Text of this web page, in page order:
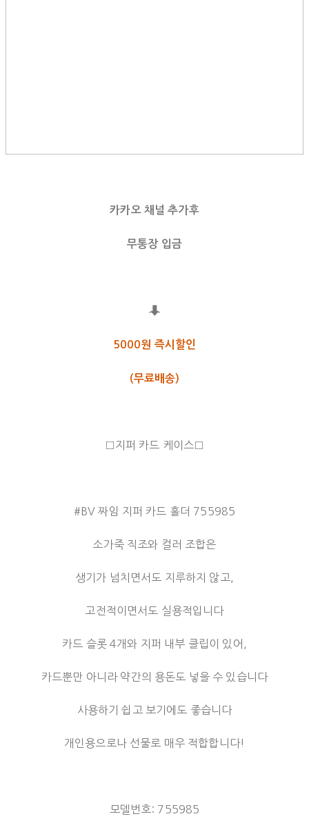
카카오 채널 추가후
무통장 입금
⬇
5000원 즉시할인
(무료배송)
□지퍼 카드 케이스□
#BV 짜임 지퍼 카드 홀더 755985
소가죽 직조와 컬러 조합은
생기가 넘치면서도 지루하지 않고,
고전적이면서도 실용적입니다
카드 슬롯 4개와 지퍼 내부 클립이 있어,
카드뿐만 아니라 약간의 용돈도 넣을 수 있습니다
사용하기 쉽고 보기에도 좋습니다
개인용으로나 선물로 매우 적합합니다!
모델번호: 755985